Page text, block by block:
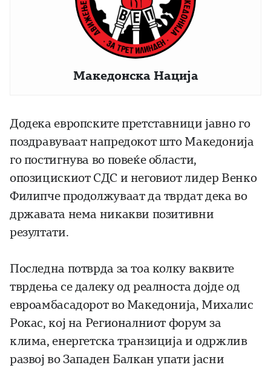
Македонска Нација
Додека европските претставници јавно го
поздравуваат напредокот што Македонија
го постигнува во повеќе области,
опозицискиот СДС и неговиот лидер Венко
Филипче продолжуваат да тврдат дека во
државата нема никакви позитивни
резултати.
Последна потврда за тоа колку ваквите
тврдења се далеку од реалноста дојде од
евроамбасадорот во Македонија, Михалис
Рокас, кој на Регионалниот форум за
клима, енергетска транзиција и одржлив
развој во Западен Балкан упати јасни